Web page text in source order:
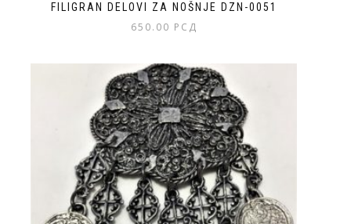
FILIGRAN DELOVI ZA NOŠNJE DZN-0051
650.00 РСД